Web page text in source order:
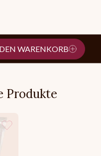
WARENKORB
Produkte